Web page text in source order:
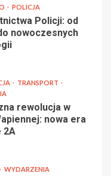
POLICJA
Policji: od
nowoczesnych
TRANSPORT
rewolucja w
nowa era
2A
WYDARZENIA